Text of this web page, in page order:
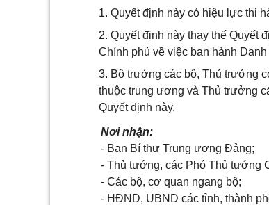
1. Quyết định này có hiệu lực thi
2. Quyết định này thay thế Quyết
Chính phủ về việc ban hành
3. Bộ trưởng các bộ, Thủ trưởng
thuộc trung ương và Thủ trưởng
Quyết định này.
Nơi nhận:
- Ban Bí thư Trung ương Đảng;
- Thủ tướng, các Phó Thủ tướng
- Các bộ, cơ quan ngang bộ;
- HĐND, UBND các tỉnh, thành